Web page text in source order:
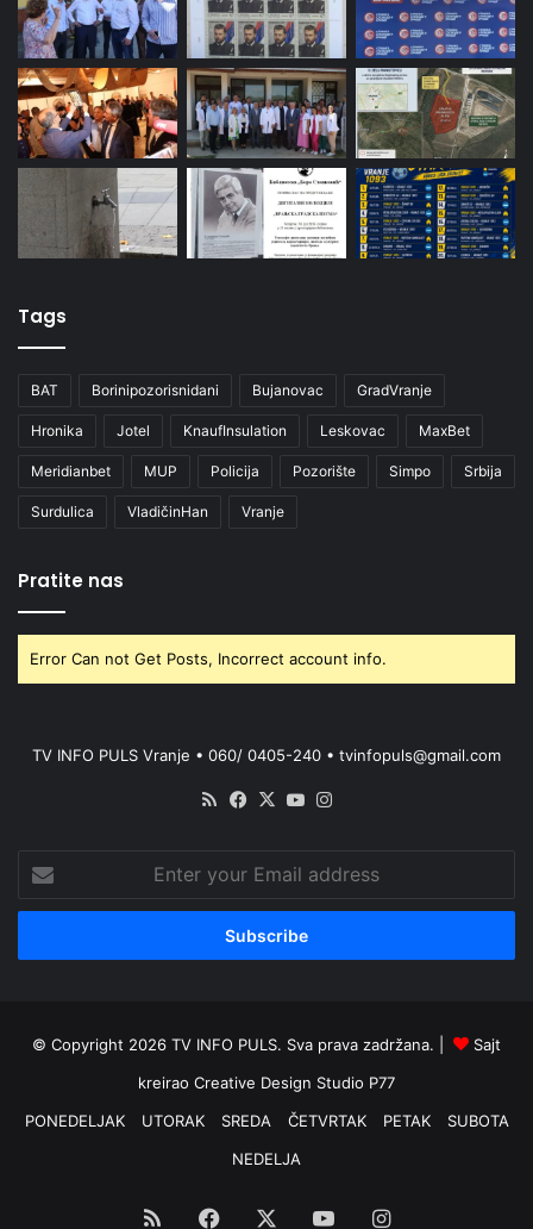
Tags
BAT Borinipozorisnidani Bujanovac GradVranje
Hronika Jotel KnaufInsulation Leskovac MaxBet
Meridianbet MUP Policija Pozorište Simpo Srbija
Surdulica VladičinHan Vranje
Pratite nas
Error Can not Get Posts, Incorrect account info.
TV INFO PULS Vranje • 060/ 0405-240 • tvinfopuls@gmail.com
RSS Facebook
X YouTube
your
Email
© Copyright 2026 TV INFO PULS. Sva prava zadržana. |
Sajt
kreirao Creative Design Studio P77
PONEDELJAK
UTORAK SREDA ČETVRTAK PETAK
SUBOTA
NEDELJA
RSS Facebook YouTubeInstagram